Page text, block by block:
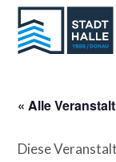
« Alle
Diese